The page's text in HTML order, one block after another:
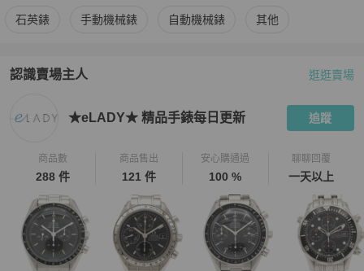
・所有商品由日本寄出，若產生關稅與其他稅費由買家自行支付。
💎退貨政策💎
・eLADY提供所有商品簽收起14天內無條件退貨。退貨商品需與本店
・請買家務必錄影開箱以做記錄。
行退貨手續。
★ 您一旦依照服務網頁所定方式、條件及流程完成下單，即表示願意
依照本服務約定條款及相關網頁上所載明的約定內容、交易條件、退
更多Corum 女錶相似商品推薦
石英錶 手動機械錶 自動機械錶 其他
認識賣場主人
PopChill 拍拍圈嚴選賣家 ★eLADY★ 精品手錶每日更新介紹
逛逛賣場
★eLADY★ 精品手錶每日更新 追蹤
商品數
288 件
商品售出
121 件
安心購通過
100 %
聊聊回覆
一天以上